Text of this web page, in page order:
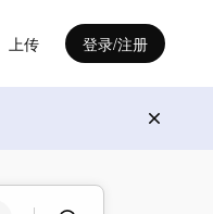
上传 登录/注册